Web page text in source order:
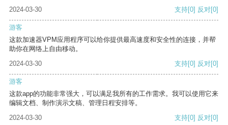
2024-03-30
支持[0] 反对[0]
游客
这款加速器VPM应用程序可以给你提供最高速度和安全性的连接，并帮
助你在网络上自由移动。
2024-03-30
支持[0] 反对[0]
游客
这款app的功能非常强大，可以满足我所有的工作需求。我可以使用它来
编辑文档、制作演示文稿、管理日程安排等。
2024-03-30
支持[0] 反对[0]